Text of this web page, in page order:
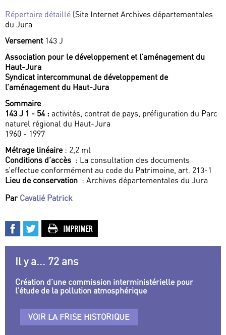
Répertoire détaillé (Site Internet Archives départementales
du Jura
Versement 143 J
Association pour le développement et l’aménagement du
Haut-Jura
Syndicat intercommunal de développement de
l’aménagement du Haut-Jura
Sommaire
143 J 1 - 54 : activités, contrat de pays, préfiguration du Parc
naturel régional du Haut-Jura
1960 - 1997
Métrage linéaire: 2,2 ml
Conditions d’accès : La consultation des documents
s’effectue conformément au code du Patrimoine, art. 213-1
Lieu de conservation : Archives départementales du Jura
Par Cavalié Patrick
Il y a... 72 ans
Création d’une commission interministérielle pour
l’étude de la pollution atmosphérique
VOIR LA FRISE HISTORIQUE